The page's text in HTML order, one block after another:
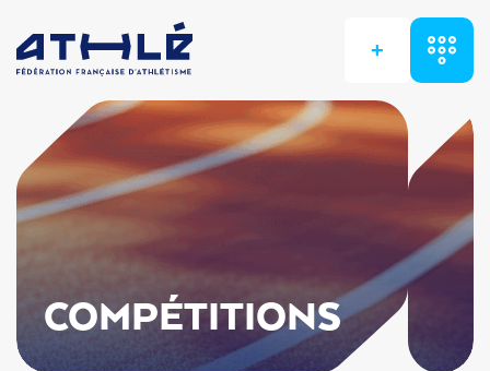
+
COMPÉTITIONS